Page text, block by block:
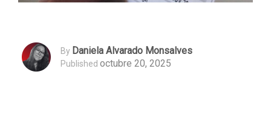
By Daniela Alvarado Monsalves
Published octubre 20, 2025